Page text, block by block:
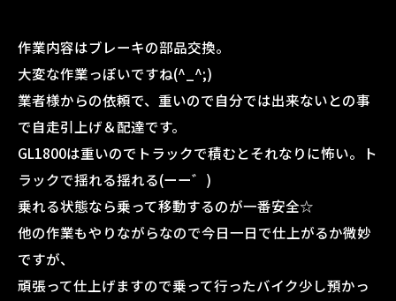
作業内容はブレーキの部品交換。
大変な作業っぽいですね(^_^;)
業者様からの依頼で、重いので自分では出来ないとの事
で自走引上げ＆配達です。
GL1800は重いのでトラックで積むとそれなりに怖い。ト
ラックで揺れる揺れる(ーー゛)
乗れる状態なら乗って移動するのが一番安全☆
他の作業もやりながらなので今日一日で仕上がるか微妙
ですが、
頑張って仕上げますので乗って行ったバイク少し預かっ